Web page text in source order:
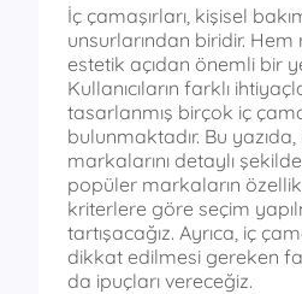
İç çamaşırları, kişisel
unsurlarından biridir.
estetik açıdan önemli bir
Kullanıcıların farklı
tasarlanmış birçok iç
bulunmaktadır. Bu yazıda,
markalarını detaylı
popüler markaların
kriterlere göre seçim
tartışacağız. Ayrıca, iç
dikkat edilmesi gereken
da ipuçları vereceğiz.